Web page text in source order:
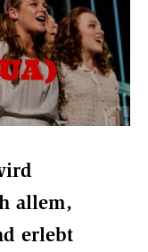
allem,
erlebt